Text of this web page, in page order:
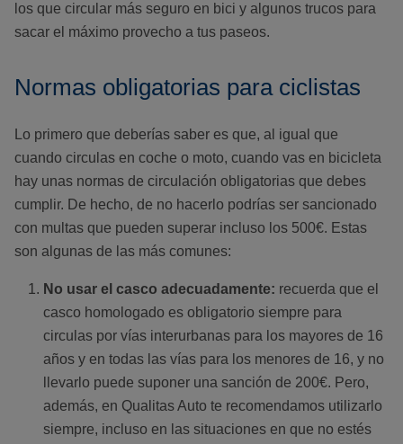
los que circular más seguro en bici y algunos trucos para
sacar el máximo provecho a tus paseos.
Normas obligatorias para ciclistas
Lo primero que deberías saber es que, al igual que
cuando circulas en coche o moto, cuando vas en bicicleta
hay unas normas de circulación obligatorias que debes
cumplir. De hecho, de no hacerlo podrías ser sancionado
con multas que pueden superar incluso los 500€. Estas
son algunas de las más comunes:
No usar el casco adecuadamente: recuerda que el
casco homologado es obligatorio siempre para
circulas por vías interurbanas para los mayores de 16
años y en todas las vías para los menores de 16, y no
llevarlo puede suponer una sanción de 200€. Pero,
además, en Qualitas Auto te recomendamos utilizarlo
siempre, incluso en las situaciones en que no estés